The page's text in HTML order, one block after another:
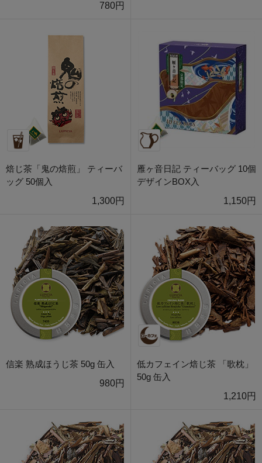
780円
焙じ茶「鬼の焙煎」 ティーバ
ッグ 50個入
1,300円
雁ヶ音日記 ティーバッグ 10個
デザインBOX入
1,150円
信楽 熟成ほうじ茶 50g 缶入
980円
低カフェイン焙じ茶 「歌枕」
50g 缶入
1,210円